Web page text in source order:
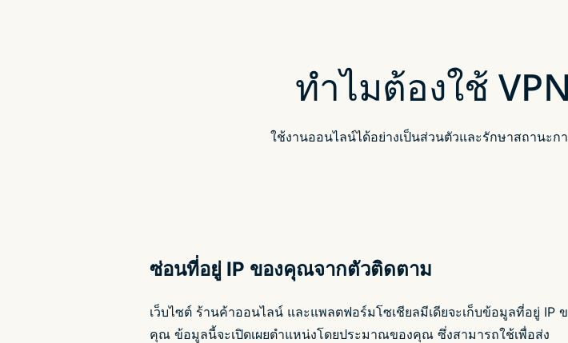
ทำไมต้องใช้
ใช้งานออนไลน์ได้อย่างเป็นส่วนตัวและรักษาสถานะ
ซ่อนที่อยู่ IP ของคุณจากตัวติดตาม
เว็บไซต์ ร้านค้าออนไลน์ และแพลตฟอร์มโซเชียลมีเดียจะเก็บข้อมูลที่อยู่ IP
คุณ ข้อมูลนี้จะเปิดเผยตำแหน่งโดยประมาณของคุณ ซึ่งสามารถใช้เพื่อส่ง